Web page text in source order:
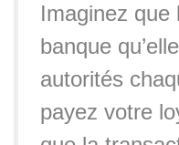
Imaginez que
banque
autorités
payez votre